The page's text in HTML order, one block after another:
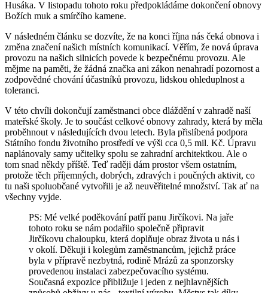
Husáka. V listopadu tohoto roku předpokládáme dokončení obnovy
Božích muk a smírčího kamene.
V následném článku se dozvíte, že na konci října nás čeká obnova i
změna značení našich místních komunikací. Věřím, že nová úprava
provozu na našich silnicích povede k bezpečnému provozu. Ale
mějme na paměti, že žádná značka ani zákon nenahradí pozornost a
zodpovědné chování účastníků provozu, lidskou ohleduplnost a
toleranci.
V této chvíli dokončují zaměstnanci obce dláždění v zahradě naší
mateřské školy. Je to součást celkové obnovy zahrady, která by měla
proběhnout v následujících dvou letech. Byla přislíbená podpora
Státního fondu životního prostředí ve výši cca 0,5 mil. Kč. Úpravu
naplánovaly samy učitelky spolu se zahradní architektkou. Ale o
tom snad někdy příště. Teď raději dám prostor všem ostatním,
protože těch příjemných, dobrých, zdravých i poučných aktivit, co
tu naši spoluobčané vytvořili je až neuvěřitelné množství. Tak ať na
všechny vyjde.
PS: Mé velké poděkování patří panu Jirčíkovi. Na jaře
tohoto roku se nám podařilo společně připravit
Jirčíkovu chaloupku, která doplňuje obraz života u nás i
v okolí. Děkuji i kolegům zaměstnancům, jejichž práce
byla v přípravě nezbytná, rodině Mrázů za sponzorsky
provedenou instalaci zabezpečovacího systému.
Současná expozice přibližuje i jeden z nejhlavnějších